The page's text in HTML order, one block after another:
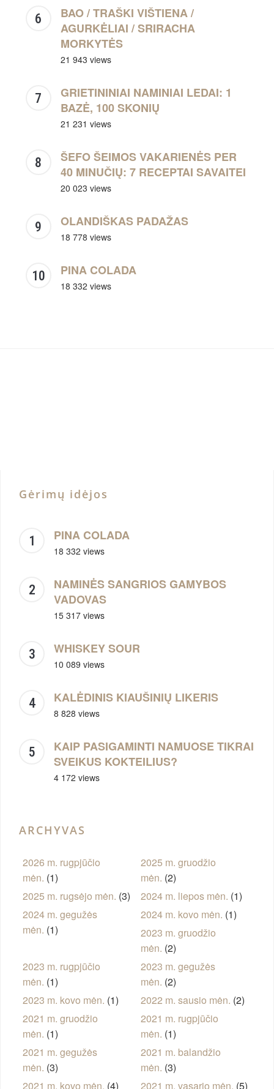
BAO / TRAŠKI VIŠTIENA /
AGURKĖLIAI / SRIRACHA
MORKYTĖS
21 943 views
GRIETININIAI NAMINIAI LEDAI: 1
BAZĖ, 100 SKONIŲ
21 231 views
ŠEFO ŠEIMOS VAKARIENĖS PER
40 MINUČIŲ: 7 RECEPTAI SAVAITEI
20 023 views
OLANDIŠKAS PADAŽAS
18 778 views
PINA COLADA
18 332 views
Gėrimų idėjos
PINA COLADA
18 332 views
NAMINĖS SANGRIOS GAMYBOS
VADOVAS
15 317 views
WHISKEY SOUR
10 089 views
KALĖDINIS KIAUŠINIŲ LIKERIS
8 828 views
KAIP PASIGAMINTI NAMUOSE TIKRAI
SVEIKUS KOKTEILIUS?
4 172 views
ARCHYVAS
2026 m. rugpjūčio
mėn. (1)
2025 m. gruodžio
mėn. (2)
2025 m. rugsėjo mėn. (3) 2024 m. liepos mėn. (1)
2024 m. gegužės
mėn. (1)
2024 m. kovo mėn. (1)
2023 m. gruodžio
mėn. (2)
2023 m. rugpjūčio
mėn. (1)
2023 m. gegužės
mėn. (2)
2023 m. kovo mėn. (1) 2022 m. sausio mėn. (2)
2021 m. gruodžio
mėn. (1)
2021 m. rugpjūčio
mėn. (1)
2021 m. gegužės
mėn. (3)
2021 m. balandžio
mėn. (3)
2021 m. kovo mėn. (4) 2021 m. vasario mėn. (5)